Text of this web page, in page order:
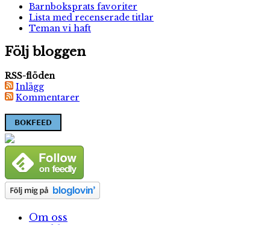
Barnboksprats favoriter
Lista med recenserade titlar
Teman vi haft
Följ bloggen
RSS-flöden
Inlägg
Kommentarer
Om oss